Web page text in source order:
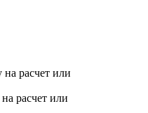
расчет или
расчет или